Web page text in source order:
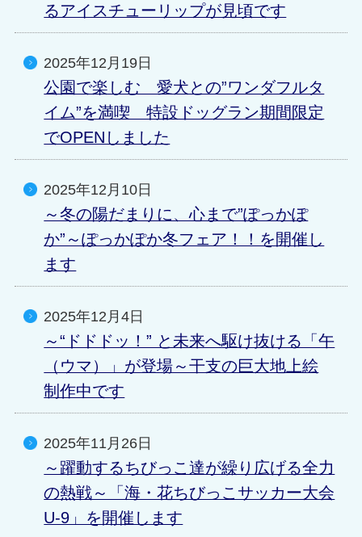
るアイスチューリップが見頃です
2025年12月19日
公園で楽しむ 愛犬との”ワンダフルタ
イム”を満喫 特設ドッグラン期間限定
でOPENしました
2025年12月10日
～冬の陽だまりに、心まで”ぽっかぽ
か”～ぽっかぽか冬フェア！！を開催し
ます
2025年12月4日
～“ドドドッ！” と未来へ駆け抜ける「午
（ウマ）」が登場～干支の巨大地上絵
制作中です
2025年11月26日
～躍動するちびっこ達が繰り広げる全力
の熱戦～「海・花ちびっこサッカー大会
U-9」を開催します